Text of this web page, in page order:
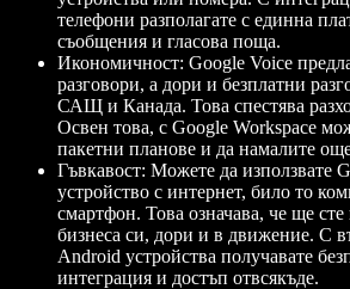
телефони разполагате с единна
съобщения и гласова поща.
Икономичност: Google Voice
разговори, а дори и безплатни
САЩ и Канада. Това спестява
Освен това, с Google Workspace
пакетни планове и да намалите
Гъвкавост: Можете да използвате
устройство с интернет, било то
смартфон. Това означава, че ще
бизнеса си, дори и в движение. С
Android устройства получавате
интеграция и достъп отвсякъде.